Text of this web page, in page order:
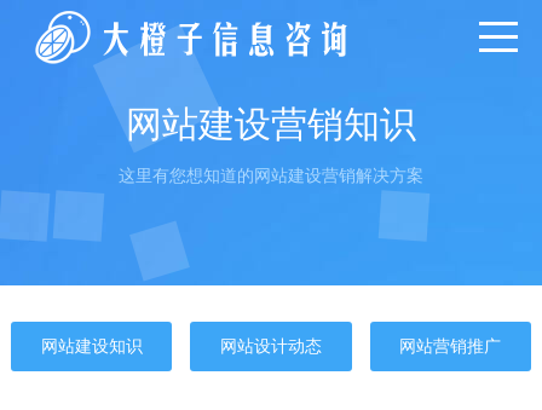
网站建设营销知识
这里有您想知道的网站建设营销解决方案
网站建设知识 网站设计动态 网站营销推广